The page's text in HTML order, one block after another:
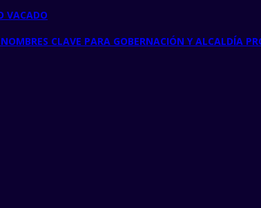
VACADO
CLAVE PARA GOBERNACIÓN Y ALCALDÍA